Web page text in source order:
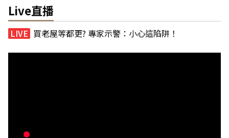
Live直播
買老屋等都更? 專家示警：小心這陷阱！